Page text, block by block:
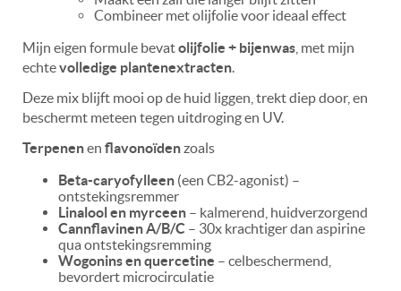
Combineer met olijfolie voor ideaal effect
Mijn eigen formule bevatolijfolie + bijenwas , met mijn
echtevolledige plantenextracten.
Deze mix blijft mooi op de huid liggen, trekt diep door, en
beschermt meteen tegen uitdroging en UV.
Terpenenen flavonoïdenzoals
Beta-caryofylleen (een CB2-agonist) –
ontstekingsremmer
Linalool en myrceen – kalmerend, huidverzorgend
Cannflavinen A/B/C – 30x krachtiger dan aspirine
qua ontstekingsremming
Wogonins en quercetine – celbeschermend,
bevordert microcirculatie